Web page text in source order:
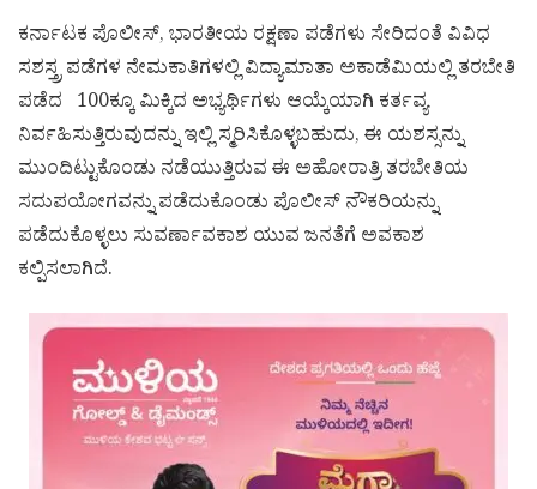
ಕರ್ನಾಟಕ ಪೊಲೀಸ್, ಭಾರತೀಯ ರಕ್ಷಣಾ ಪಡೆಗಳು ಸೇರಿದಂತೆ ವಿವಿಧ
ಸಶಸ್ತ್ರ ಪಡೆಗಳ ನೇಮಕಾತಿಗಳಲ್ಲಿ ವಿದ್ಯಾಮಾತಾ ಅಕಾಡೆಮಿಯಲ್ಲಿ ತರಬೇತಿ
ಪಡೆದ 100ಕ್ಕೂ ಮಿಕ್ಕಿದ ಅಭ್ಯರ್ಥಿಗಳು ಆಯ್ಕೆಯಾಗಿ ಕರ್ತವ್ಯ
ನಿರ್ವಹಿಸುತ್ತಿರುವುದನ್ನು ಇಲ್ಲಿ ಸ್ಮರಿಸಿಕೊಳ್ಳಬಹುದು, ಈ ಯಶಸ್ಸನ್ನು
ಮುಂದಿಟ್ಟುಕೊಂಡು ನಡೆಯುತ್ತಿರುವ ಈ ಅಹೋರಾತ್ರಿ ತರಬೇತಿಯ
ಸದುಪಯೋಗವನ್ನು ಪಡೆದುಕೊಂಡು ಪೊಲೀಸ್ ನೌಕರಿಯನ್ನು
ಪಡೆದುಕೊಳ್ಳಲು ಸುವರ್ಣಾವಕಾಶ ಯುವ ಜನತೆಗೆ ಅವಕಾಶ
ಕಲ್ಪಿಸಲಾಗಿದೆ.